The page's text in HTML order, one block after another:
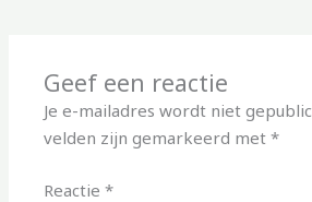
Geef een reactie
Je e-mailadres wordt niet
velden zijn gemarkeerd met*
Reactie*